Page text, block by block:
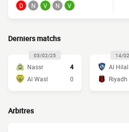
D N V N V
Derniers matchs
03/02/25
Nassr
4
Al Wasl
0
14/
Al Hilal
Riyadh
Arbitres